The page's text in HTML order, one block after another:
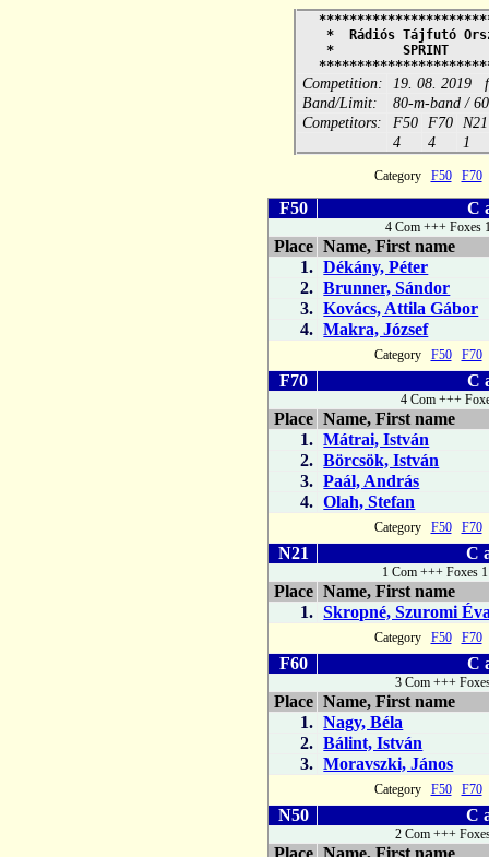
* Rádiós Tájfutó
*
Competition:
19. 08. 2019
Band/Limit:
80-m-band /
Competitors:
F50 F70
N21
4
4 1
Category F50 F70
F50 C
4 Com +++ Foxes
Place Name, First name
1. Dékány, Péter
2. Brunner, Sándor
3. Kovács, Attila Gábor
4. Makra, József
Category F50 F70
F70 C
4 Com +++
Place Name, First name
1. Mátrai, István
2. Börcsök, István
3. Paál, András
4. Olah, Stefan
Category F50 F70
N21 C
1 Com +++ Foxes
Place Name, First name
1. Skropné, Szuromi
Category F50 F70
F60 C
3 Com +++
Place Name, First name
1. Nagy, Béla
2. Bálint, István
3. Moravszki, János
Category F50 F70
N50 C
2 Com +++
Place Name, First name